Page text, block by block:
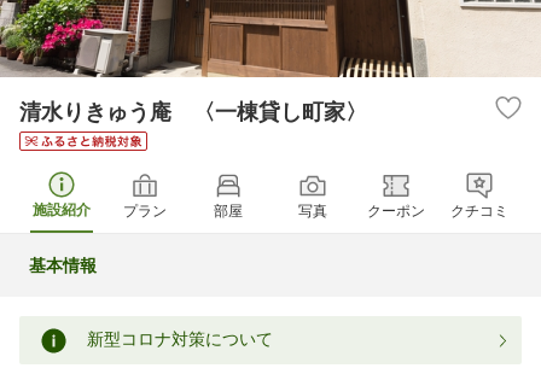
清水りきゅう庵 〈一棟貸し町家〉
施設紹介 プラン 部屋 写真 クーポン クチコミ
基本情報
新型コロナ対策について